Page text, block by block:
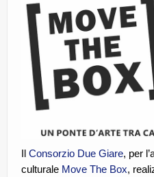
CE.RI.FORM
CONTATTI
Whistleblowing
Lavora con noi
Guspini
Il Consorzio Due Giare, per
culturale Move The Box,